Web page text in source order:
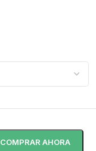
COMPRAR AHORA